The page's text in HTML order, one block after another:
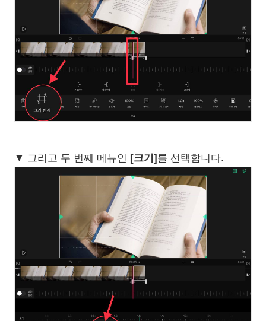
▼ 그리고 두 번째 메뉴인 [크기] 를 선택합니다.